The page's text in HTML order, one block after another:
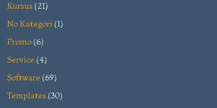
Kursus (21)
No Kategori (1)
Promo(6)
Service (4)
Software (69)
Templates (30)